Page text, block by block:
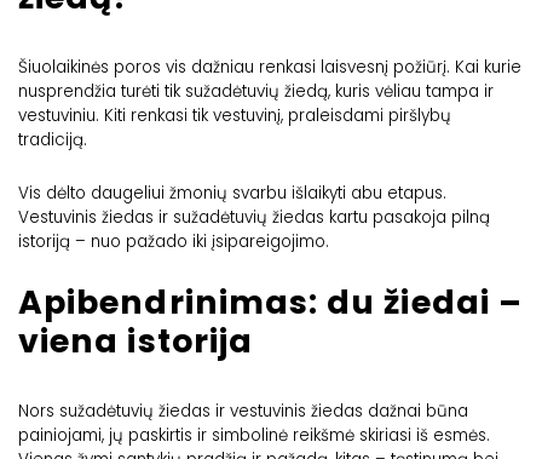
Šiuolaikinės poros vis dažniau renkasi laisvesnį požiūrį. Kai kurie
nusprendžia turėti tik sužadėtuvių žiedą, kuris vėliau tampa ir
vestuviniu. Kiti renkasi tik vestuvinį, praleisdami piršlybų
tradiciją.
Vis dėlto daugeliui žmonių svarbu išlaikyti abu etapus.
Vestuvinis žiedas ir sužadėtuvių žiedas kartu pasakoja pilną
istoriją – nuo pažado iki įsipareigojimo.
Apibendrinimas: du žiedai –
viena istorija
Nors sužadėtuvių žiedas ir vestuvinis žiedas dažnai būna
painiojami, jų paskirtis ir simbolinė reikšmė skiriasi iš esmės.